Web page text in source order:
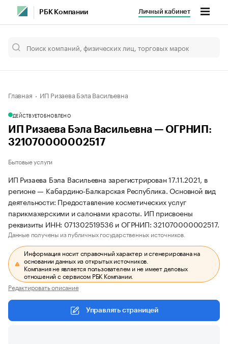
РБК Компании Личный кабинет
Главная ИП Ризаева Бэла Васильевна
ДЕЙСТВУЕТОБНОВЛЕНО
ИП Ризаева Бэла Васильевна — ОГРНИП:
321070000002517
Бытовые услуги
ИП Ризаева Бэла Васильевна зарегистрирован 17.11.2021, в
регионе — Кабардино-Балкарская Республика. Основной вид
деятельности: Предоставление косметических услуг
парикмахерскими и салонами красоты. ИП присвоены
реквизиты ИНН: 071302519536 и ОГРНИП: 321070000002517.
Данные получены из публичных государственных источников.
Информация носит справочный характер и сгенерирована на
основании данных из открытых источников.
Компания не является пользователем и не имеет деловых
отношений с сервисом РБК Компании.
Редактировать описание
Управлять страницей